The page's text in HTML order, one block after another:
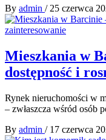
By admin / 25 czerwca
Mieszkania w
dostępność i
Rynek nieruchomości w
– zwłaszcza wśród osób
By admin / 17 czerwca